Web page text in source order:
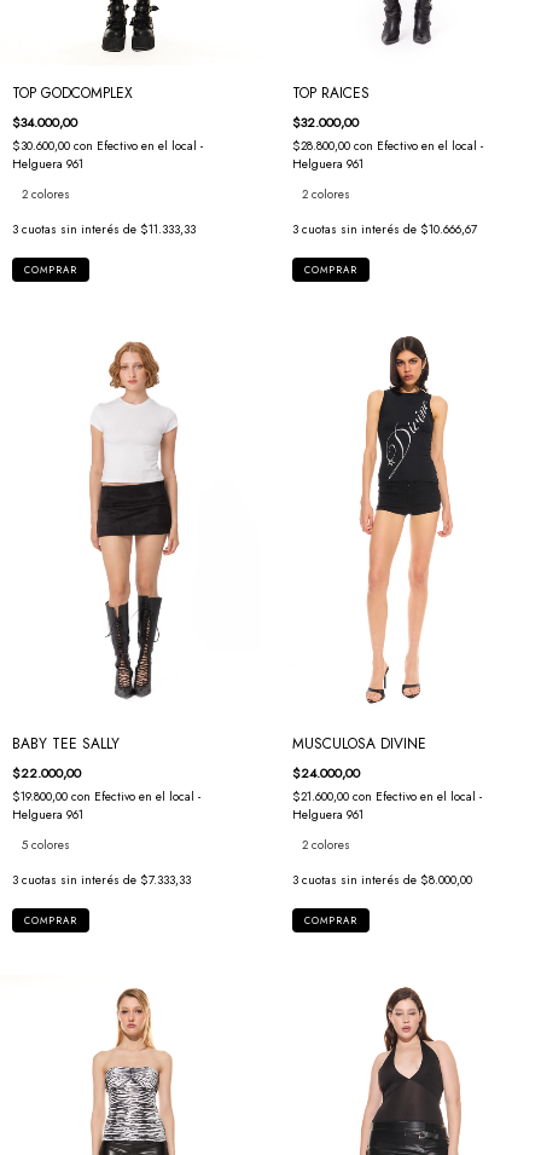
TOP GODCOMPLEX
$34.000,00
$30.600,00 con Efectivo en el local -
Helguera 961
2 colores
3 cuotas sin interés de $11.333,33
COMPRAR
TOP RAICES
$32.000,00
$28.800,00 con Efectivo en el local -
Helguera 961
2 colores
3 cuotas sin interés de $10.666,67
COMPRAR
BABY TEE SALLY
$22.000,00
$19.800,00 con Efectivo en el local -
Helguera 961
5 colores
3 cuotas sin interés de $7.333,33
COMPRAR
MUSCULOSA DIVINE
$24.000,00
$21.600,00 con Efectivo en el local -
Helguera 961
2 colores
3 cuotas sin interés de $8.000,00
COMPRAR